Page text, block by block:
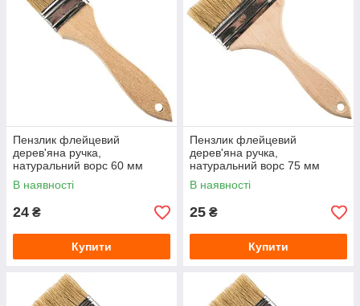
Пензлик флейцевий
дерев'яна ручка,
натуральний ворс 60 мм
В наявності
24 ₴
Купити
Пензлик флейцевий
дерев'яна ручка,
натуральний ворс 75 мм
В наявності
25 ₴
Купити